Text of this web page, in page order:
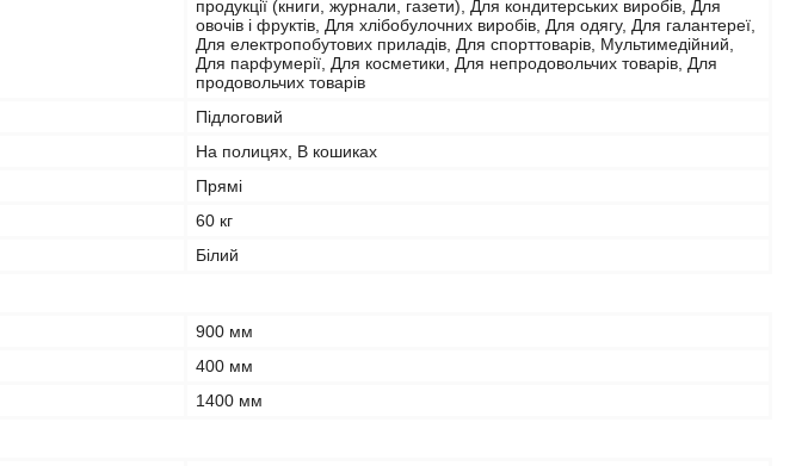
продукції (книги, журнали, газети), Для кондитерських виробів, Для
овочів і фруктів, Для хлібобулочних виробів, Для одягу, Для галантереї,
Для електропобутових приладів, Для спорттоварів, Мультимедійний,
Для парфумерії, Для косметики, Для непродовольчих товарів, Для
продовольчих товарів
Підлоговий
На полицях, В кошиках
Прямі
60 кг
Білий
900 мм
400 мм
1400 мм